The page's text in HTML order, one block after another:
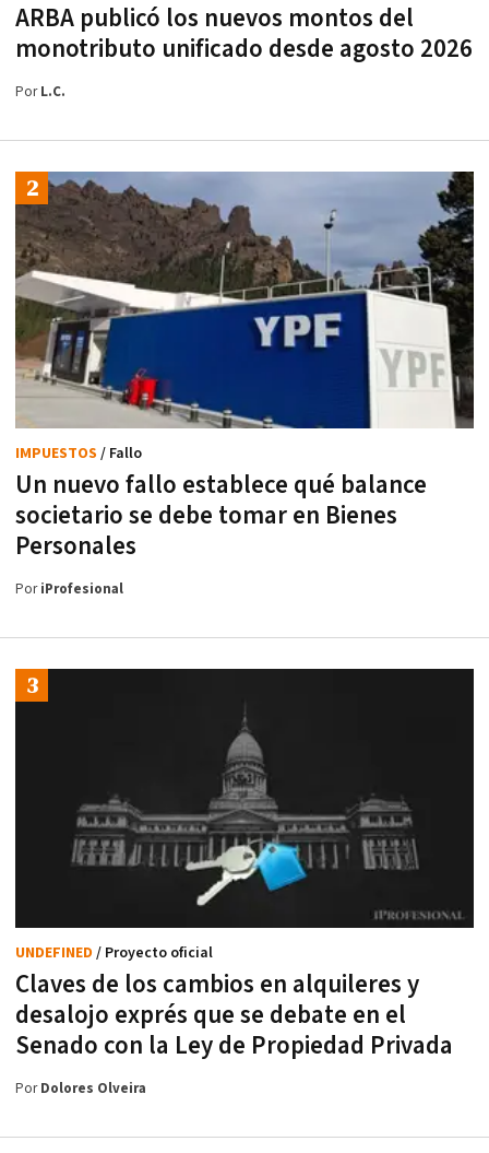
ARBA publicó los nuevos montos del
monotributo unificado desde agosto 2026
PorL.C.
Un nuevo fallo establece qué balance
societario se debe tomar en Bienes
Personales
IMPUESTOS / Fallo
PoriProfesional
Claves de los cambios en alquileres y
desalojo exprés que se debate en el
Senado con la Ley de Propiedad Privada
UNDEFINED / Proyecto oficial
PorDolores Olveira